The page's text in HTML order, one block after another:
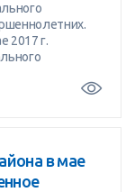
2017 г.
в мае